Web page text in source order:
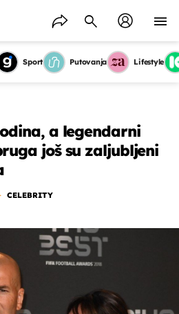
Sport Putovanja Lifestyle
a legendarni
još su zaljubljeni
CELEBRITY
OBAVIJESTI